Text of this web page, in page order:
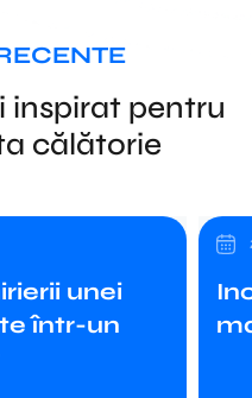
inspirat pentru
călătorie
o